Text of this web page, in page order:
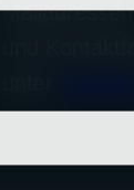
Mailadressen